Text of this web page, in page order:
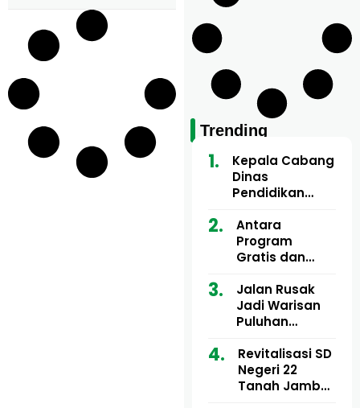
Trending
Kepala Cabang
Dinas
Pendidikan
Utara Buka
Pelatihan Deep
Learning serta
Artifisial bagi
Guru
Matematika
Antara
Program
Gratis dan
Motor Imum
Gampong, Uji
Nyali APH
Bermain di
Balik Rp250
Ribu
Jalan Rusak
Jadi Warisan
Puluhan
dan Tgk
Muharuddin
Kini Didesak
Revitalisasi SD
Negeri 22
Tanah Jambo